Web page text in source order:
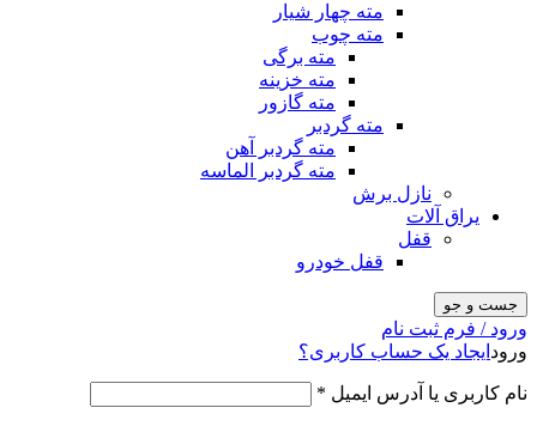
مته چهار شیار
مته چوب
مته برگی
مته خزینه
مته گازور
مته گردبر
مته گردبر آهن
مته گردبر الماسه
نازل برش
یراق آلات
قفل
قفل خودرو
جست و جو
ورود / فرم ثبت نام
ورود ایجاد یک حساب کاربری؟
نام کاربری یا آدرس ایمیل *